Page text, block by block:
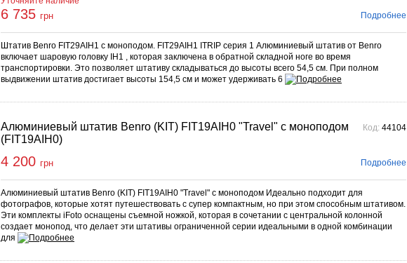
6 735 грн Подробнее
Штатив Benro FIT29AIH1 с моноподом. FIT29AIH1 ITRIP серия 1 Алюминиевый штатив от Benro
включает шаровую головку IH1 , которая заключена в обратной складной ноге во время
транспортировки. Это позволяет штативу складываться до высоты всего 54,5 см. При полном
выдвижении штатив достигает высоты 154,5 см и может удерживать 6
Алюминиевый штатив Benro (KIT) FIT19AIH0 "Travel" с моноподом
(FIT19AIH0)
Код: 44104
4 200 грн Подробнее
Алюминиевый штатив Benro (KIT) FIT19AIH0 "Travel" с моноподом Идеально подходит для
фотографов, которые хотят путешествовать с супер компактным, но при этом способным штативом.
Эти комплекты iFoto оснащены съемной ножкой, которая в сочетании с центральной колонной
создает монопод, что делает эти штативы ограниченной серии идеальными в одной комбинации
для